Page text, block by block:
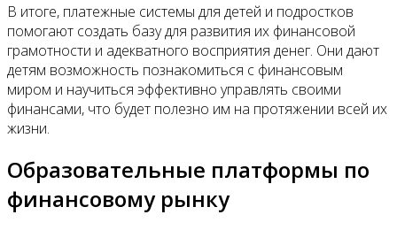
В итоге, платежные системы для детей и подростков
помогают создать базу для развития их финансовой
грамотности и адекватного восприятия денег. Они дают
детям возможность познакомиться с финансовым
миром и научиться эффективно управлять своими
финансами, что будет полезно им на протяжении всей их
жизни.
Образовательные платформы по
финансовому рынку